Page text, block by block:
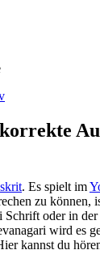
. Es spielt im
zu können,
oder in
wird es
kannst du